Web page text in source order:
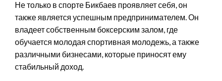
Не только в спорте Бикбаев проявляет себя, он
также является успешным предпринимателем. Он
владеет собственным боксерским залом, где
обучается молодая спортивная молодежь, а также
различными бизнесами, которые приносят ему
стабильный доход.